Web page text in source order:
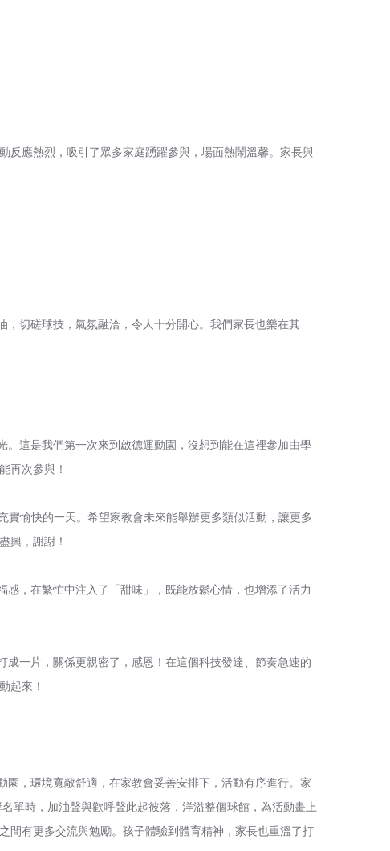
反應熱烈，吸引了眾多家庭踴躍參與，場面熱鬧溫馨。家長與
切磋球技，氣氛融洽，令人十分開心。我們家長也樂在其
這是我們第一次來到啟德運動園，沒想到能在這裡參加由學
再次參與！
愉快的一天。希望家教會未來能舉辦更多類似活動，讓更多
興，謝謝！
，在繁忙中注入了「甜味」，既能放鬆心情，也增添了活力
一片，關係更親密了，感恩！在這個科技發達、節奏急速的
起來！
，環境寬敞舒適，在家教會妥善安排下，活動有序進行。家
單時，加油聲與歡呼聲此起彼落，洋溢整個球館，為活動畫上
間有更多交流與勉勵。孩子體驗到體育精神，家長也重溫了打